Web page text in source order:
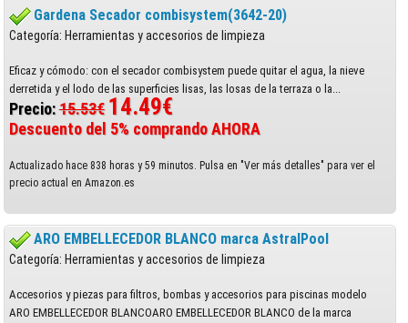
Gardena Secador combisystem(3642-20)
Categoría: Herramientas y accesorios de limpieza
Eficaz y cómodo: con el secador combisystem puede quitar el agua, la nieve
derretida y el lodo de las superficies lisas, las losas de la terraza o la...
Precio:15.53€ 14.49€
Descuento del 5% comprando AHORA
Actualizado hace 838 horas y 59 minutos. Pulsa en "Ver más detalles" para ver el
precio actual en Amazon.es
ARO EMBELLECEDOR BLANCO marca AstralPool
Categoría: Herramientas y accesorios de limpieza
Accesorios y piezas para filtros, bombas y accesorios para piscinas modelo
ARO EMBELLECEDOR BLANCOARO EMBELLECEDOR BLANCO de la marca